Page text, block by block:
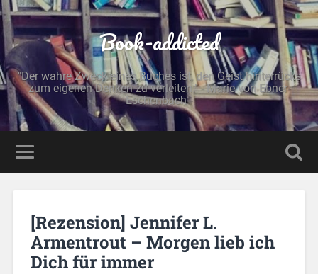
Book-addicted
"Der wahre Zweck eines Buches ist, den Geist hinterrücks
zum eigenen Denken zu verleiten." - Marie von Ebner-
Eschenbach -
[Rezension] Jennifer L.
Armentrout – Morgen lieb ich
Dich für immer